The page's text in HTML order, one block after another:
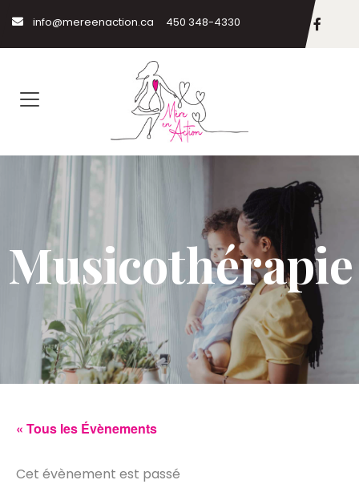
info@mereenaction.ca 450 348-4330
Musicothérapie
« Tous les Évènements
Cet évènement est passé